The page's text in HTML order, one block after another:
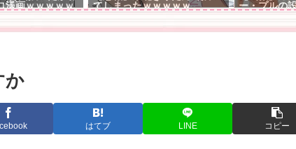
漫画ｗｗｗｗｗ
てしまったｗｗｗｗｗ
ー・プルの
ぎて画像開
ドクドク増
にｗｗｗｗ
か
はてブ LINE コピー